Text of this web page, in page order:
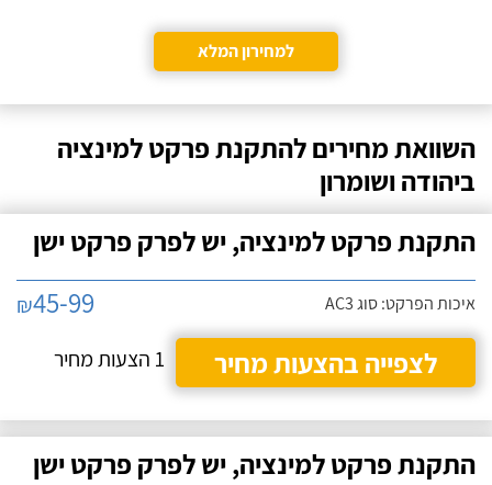
למחירון המלא
השוואת מחירים להתקנת פרקט למינציה
ביהודה ושומרון
התקנת פרקט למינציה, יש לפרק פרקט ישן
איכות הפרקט: סוג AC3 ₪45-99
לצפייה בהצעות מחיר
1 הצעות מחיר
התקנת פרקט למינציה, יש לפרק פרקט ישן